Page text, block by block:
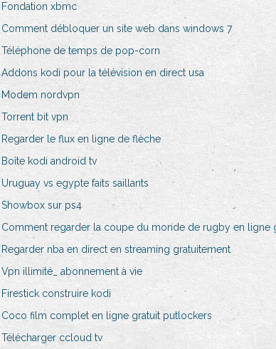
Fondation xbmc
Comment débloquer un site web dans windows 7
Téléphone de temps de pop-corn
Addons kodi pour la télévision en direct usa
Modem nordvpn
Torrent bit vpn
Regarder le flux en ligne de flèche
Boîte kodi android tv
Uruguay vs egypte faits saillants
Showbox sur ps4
Comment regarder la coupe du monde de rugby en ligne
Regarder nba en direct en streaming gratuitement
Vpn illimité_ abonnement à vie
Firestick construire kodi
Coco film complet en ligne gratuit putlockers
Télécharger ccloud tv